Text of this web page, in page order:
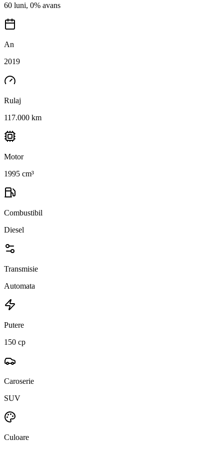
60 luni, 0% avans
An
2019
Rulaj
117.000 km
Motor
1995 cm³
Combustibil
Diesel
Transmisie
Automata
Putere
150 cp
Caroserie
SUV
Culoare